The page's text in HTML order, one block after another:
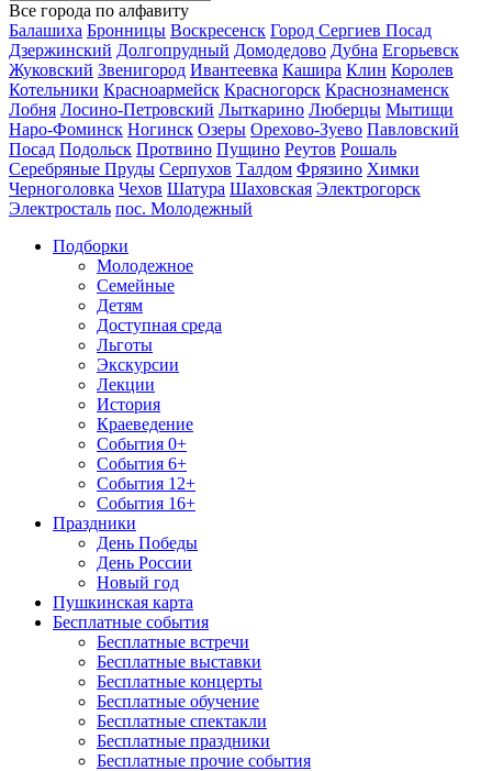
Все города по алфавиту
Балашиха Бронницы Воскресенск Город Сергиев Посад
Дзержинский Долгопрудный Домодедово Дубна Егорьевск
Жуковский Звенигород Ивантеевка Кашира Клин Королев
Котельники Красноармейск Красногорск Краснознаменск
Лобня Лосино-Петровский Лыткарино Люберцы Мытищи
Наро-Фоминск Ногинск Озеры Орехово-Зуево Павловский
Посад Подольск Протвино Пущино Реутов Рошаль
Серебряные Пруды Серпухов Талдом Фрязино Химки
Черноголовка Чехов Шатура Шаховская Электрогорск
Электросталь пос. Молодежный
Подборки
Молодежное
Семейные
Детям
Доступная среда
Льготы
Экскурсии
Лекции
История
Краеведение
События 0+
События 6+
События 12+
События 16+
Праздники
День Победы
День России
Новый год
Пушкинская карта
Бесплатные события
Бесплатные встречи
Бесплатные выставки
Бесплатные концерты
Бесплатные обучение
Бесплатные спектакли
Бесплатные праздники
Бесплатные прочие события